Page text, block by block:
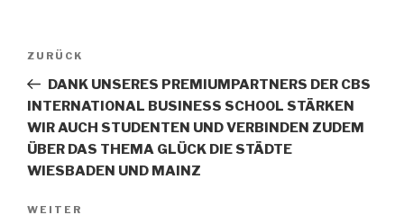
Beitragsnavigation
Vorheriger
Beitrag
ZURÜCK
DANK UNSERES PREMIUMPARTNERS DER CBS
INTERNATIONAL BUSINESS SCHOOL STÄRKEN
WIR AUCH STUDENTEN UND VERBINDEN ZUDEM
ÜBER DAS THEMA GLÜCK DIE STÄDTE
WIESBADEN UND MAINZ
Nächster
WEITER